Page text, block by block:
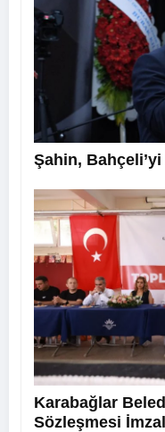
Şahin,
Karabağlar
Sözleşmesi